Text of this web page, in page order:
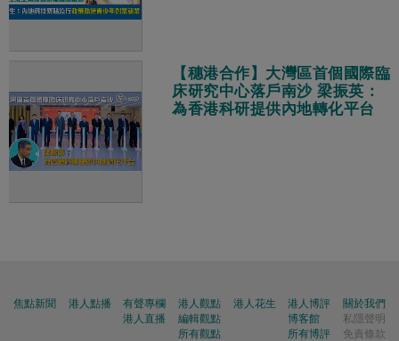
【穗港合作】大灣區首個國際臨
床研究中心落戶南沙 梁振英：
為香港科研提供內地轉化平台
焦點新聞 港人點播
有聲專欄
港人直播
港人觀點
編輯觀點
所有觀點
港人花生
港人博評
博客館
所有博評
關於我們
私隱聲明
免責條款